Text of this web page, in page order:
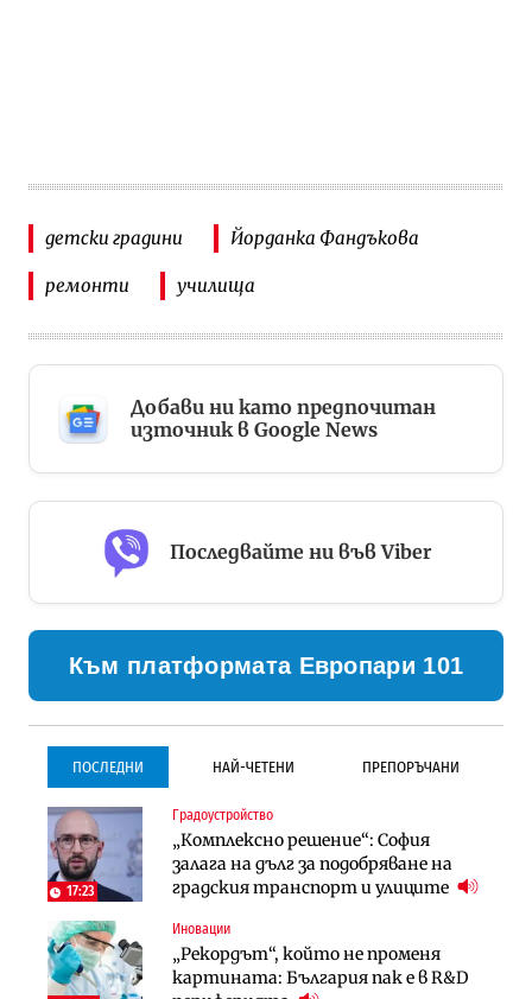
детски градини Йорданка Фандъкова
ремонти училища
Добави ни като предпочитан
източник в Google News
Последвайте ни във Viber
Към платформата Европари 101
ПОСЛЕДНИ НАЙ-ЧЕТЕНИ ПРЕПОРЪЧАНИ
17:23
Градоустройство
„Комплексно решение“: София
залага на дълг за подобряване на
градския транспорт и улиците
Иновации
„Рекордът“, който не променя
картината: България пак е в R&D
Градоустройство
Столична община избра
изпълнител за преместването на
трамвайното трасе по бул.
Инфраструктура
Проектирането на тунела под
Инфраструктура
Проектирането на тунела под
Петрохан ще върви паралелно с
екологичните оценки
Компании
„Хювефарма“ подписа договор за
придобиване на Euroapi Italy